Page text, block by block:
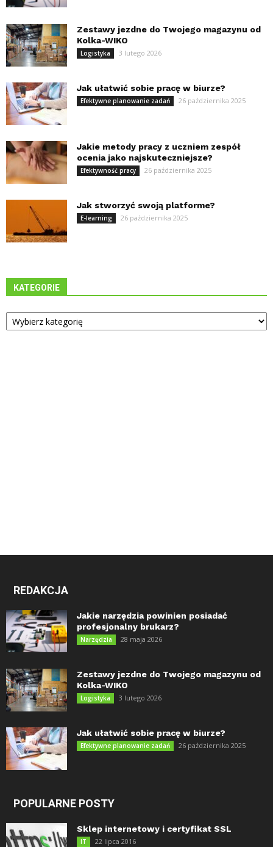
Zestawy jezdne do Twojego magazynu od
Kolka-WIKO
Logistyka 3 lutego 2026
Jak ułatwić sobie pracę w biurze?
Efektywne planowanie zadań 26 października 2025
Jakie metody pracy z uczniem zespół
ocenia jako najskuteczniejsze?
Efektywność pracy 26 października 2025
Jak stworzyć swoją platforme?
E-learning 26 października 2025
KATEGORIE
Kategorie
REDAKCJA
Jakie narzędzia powinien posiadać
profesjonalny brukarz?
Narzędzia 28 maja 2026
Zestawy jezdne do Twojego magazynu od
Kolka-WIKO
Logistyka 3 lutego 2026
Jak ułatwić sobie pracę w biurze?
Efektywne planowanie zadań 26 października 2025
POPULARNE POSTY
Sklep internetowy i certyfikat SSL
IT 22 lipca 2016